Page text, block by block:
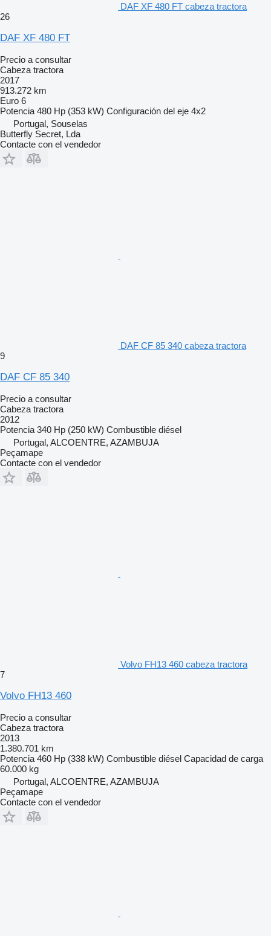
DAF XF 480 FT cabeza tractora
26
DAF XF 480 FT
Precio a consultar
Cabeza tractora
2017
913.272 km
Euro 6
Potencia 480 Hp (353 kW) Configuración del eje 4x2
Portugal, Souselas
Butterfly Secret, Lda
Contacte con el vendedor
DAF CF 85 340 cabeza tractora
9
DAF CF 85 340
Precio a consultar
Cabeza tractora
2012
Potencia 340 Hp (250 kW) Combustible diésel
Portugal, ALCOENTRE, AZAMBUJA
Peçamape
Contacte con el vendedor
Volvo FH13 460 cabeza tractora
7
Volvo FH13 460
Precio a consultar
Cabeza tractora
2013
1.380.701 km
Potencia 460 Hp (338 kW) Combustible diésel Capacidad de carga
60.000 kg
Portugal, ALCOENTRE, AZAMBUJA
Peçamape
Contacte con el vendedor